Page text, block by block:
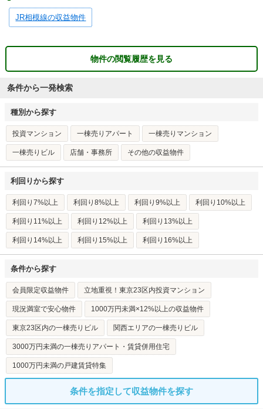
JR相模線の収益物件
物件の閲覧履歴を見る
条件から一発検索
種別から探す
投資マンション 一棟売りアパート 一棟売りマンション
一棟売りビル 店舗・事務所 その他の収益物件
利回りから探す
利回り7%以上 利回り8%以上 利回り9%以上 利回り10%以上
利回り11%以上 利回り12%以上 利回り13%以上
利回り14%以上 利回り15%以上 利回り16%以上
条件から探す
会員限定収益物件 立地重視！東京23区内投資マンション
現況満室で安心物件 1000万円未満×12%以上の収益物件
東京23区内の一棟売りビル 関西エリアの一棟売りビル
3000万円未満の一棟売りアパート・賃貸併用住宅
1000万円未満の戸建賃貸特集
条件を指定して収益物件を探す